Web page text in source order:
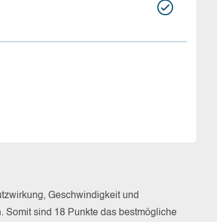
Geschwindigkeit und
Somit sind 18 Punkte das bestmögliche